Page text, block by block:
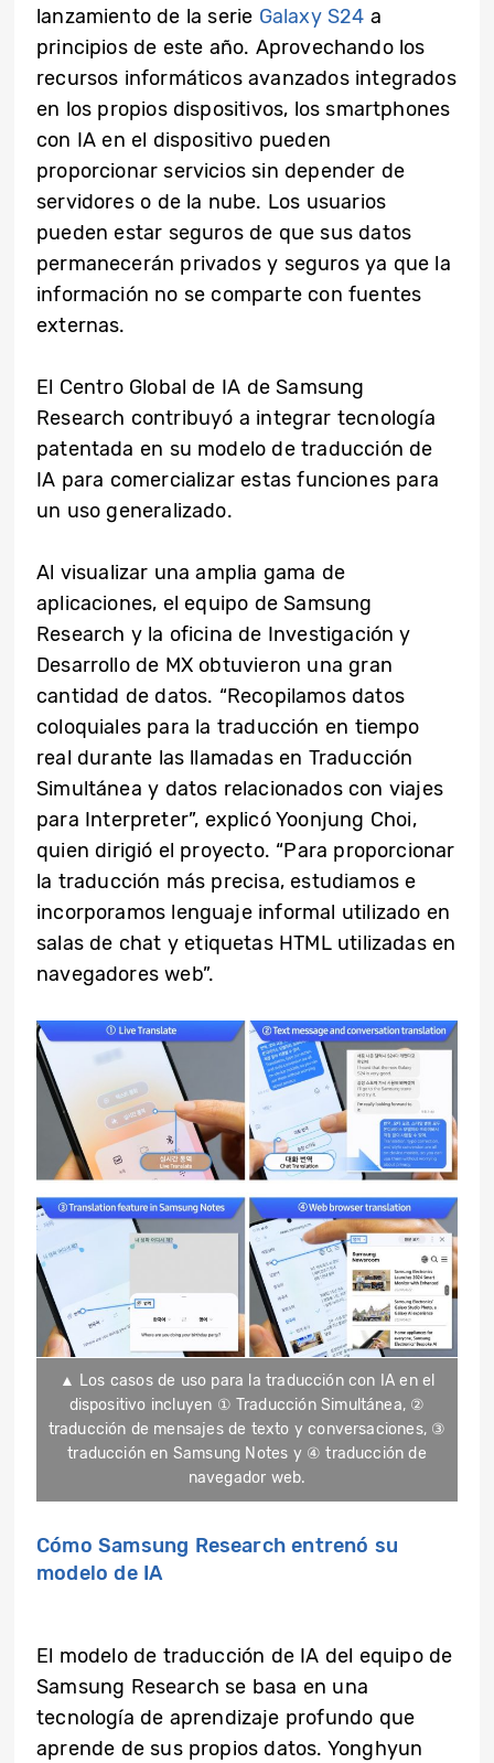
lanzamiento de la serie Galaxy S24 a
principios de este año. Aprovechando los
recursos informáticos avanzados integrados
en los propios dispositivos, los smartphones
con IA en el dispositivo pueden
proporcionar servicios sin depender de
servidores o de la nube. Los usuarios
pueden estar seguros de que sus datos
permanecerán privados y seguros ya que la
información no se comparte con fuentes
externas.
El Centro Global de IA de Samsung
Research contribuyó a integrar tecnología
patentada en su modelo de traducción de
IA para comercializar estas funciones para
un uso generalizado.
Al visualizar una amplia gama de
aplicaciones, el equipo de Samsung
Research y la oficina de Investigación y
Desarrollo de MX obtuvieron una gran
cantidad de datos. “Recopilamos datos
coloquiales para la traducción en tiempo
real durante las llamadas en Traducción
Simultánea y datos relacionados con viajes
para Interpreter”, explicó Yoonjung Choi,
quien dirigió el proyecto. “Para proporcionar
la traducción más precisa, estudiamos e
incorporamos lenguaje informal utilizado en
salas de chat y etiquetas HTML utilizadas en
navegadores web”.
▲ Los casos de uso para la traducción con IA en el
dispositivo incluyen ① Traducción Simultánea, ②
traducción de mensajes de texto y conversaciones, ③
traducción en Samsung Notes y ④ traducción de
navegador web.
Cómo Samsung Research entrenó su
modelo de IA
El modelo de traducción de IA del equipo de
Samsung Research se basa en una
tecnología de aprendizaje profundo que
aprende de sus propios datos. Yonghyun